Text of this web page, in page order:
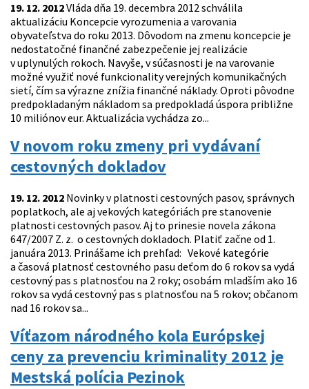
19. 12. 2012Vláda dňa 19. decembra 2012 schválila
aktualizáciu Koncepcie vyrozumenia a varovania
obyvateľstva do roku 2013. Dôvodom na zmenu koncepcie je
nedostatočné finančné zabezpečenie jej realizácie
v uplynulých rokoch. Navyše, v súčasnosti je na varovanie
možné využiť nové funkcionality verejných komunikačných
sietí, čím sa výrazne znížia finančné náklady. Oproti pôvodne
predpokladaným nákladom sa predpokladá úspora približne
10 miliónov eur. Aktualizácia vychádza zo...
V novom roku zmeny pri vydávaní
cestovných dokladov
19. 12. 2012 Novinky v platnosti cestovných pasov, správnych
poplatkoch, ale aj vekových kategóriách pre stanovenie
platnosti cestovných pasov. Aj to prinesie novela zákona
647/2007 Z. z. o cestovných dokladoch. Platiť začne od 1.
januára 2013. Prinášame ich prehľad: Vekové kategórie
a časová platnosť cestovného pasu deťom do 6 rokov sa vydá
cestovný pas s platnosťou na 2 roky; osobám mladším ako 16
rokov sa vydá cestovný pas s platnosťou na 5 rokov; občanom
nad 16 rokov sa...
Víťazom národného kola Európskej
ceny za prevenciu kriminality 2012 je
Mestská polícia Pezinok